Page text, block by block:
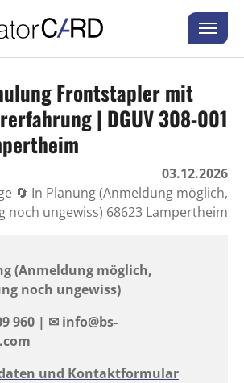
Frontstapler mit
| DGUV 308-001
03.12.2026
🔄 In Planung (Anmeldung möglich,
noch ungewiss) 68623 Lampertheim
(Anmeldung möglich,
noch ungewiss)
960 | ✉ ️info@bs-
und Kontaktformular